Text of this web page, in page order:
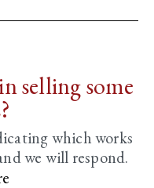
selling some
which works
we will respond.